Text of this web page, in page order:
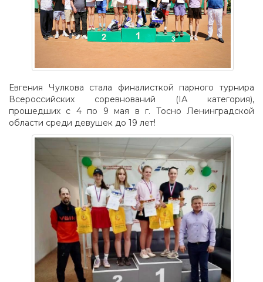
Евгения Чулкова стала финалисткой парного турнира
Всероссийских соревнований (IА категория),
прошедших с 4 по 9 мая в г. Тосно Ленинградской
области среди девушек до 19 лет!